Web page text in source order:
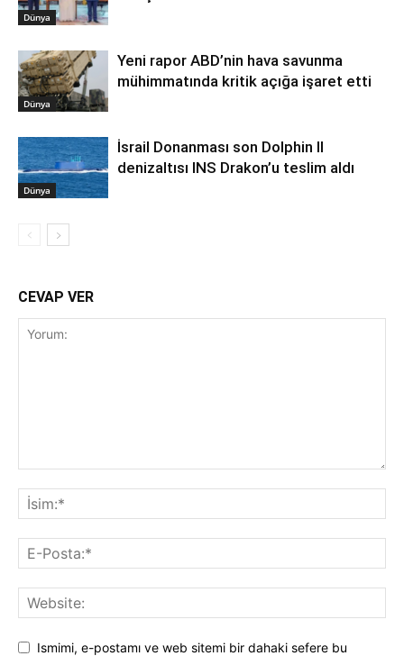
Dünya
Dünya
Yeni rapor ABD’nin hava savunma
mühimmatında kritik açığa işaret etti
Dünya
İsrail Donanması son Dolphin II
denizaltısı INS Drakon’u teslim aldı
CEVAP VER
Ismimi, e-postamı ve web sitemi bir dahaki sefere bu